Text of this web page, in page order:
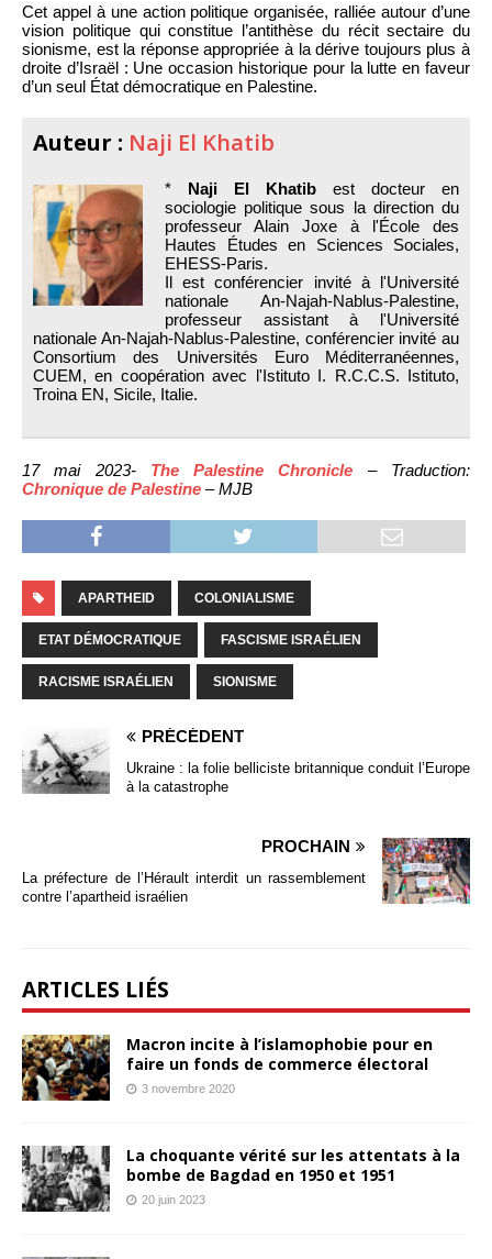
Cet appel à une action politique organisée, ralliée autour d’une
vision politique qui constitue l’antithèse du récit sectaire du
sionisme, est la réponse appropriée à la dérive toujours plus à
droite d’Israël : Une occasion historique pour la lutte en faveur
d’un seul État démocratique en Palestine.
Auteur : Naji El Khatib
* Naji El Khatib est docteur en
sociologie politique sous la direction du
professeur Alain Joxe à l'École des
Hautes Études en Sciences Sociales,
EHESS-Paris.
Il est conférencier invité à l'Université
nationale An-Najah-Nablus-Palestine,
professeur assistant à l'Université
nationale An-Najah-Nablus-Palestine, conférencier invité au
Consortium des Universités Euro Méditerranéennes,
CUEM, en coopération avec l'Istituto I. R.C.C.S. Istituto,
Troina EN, Sicile, Italie.
17 mai 2023- The Palestine Chronicle – Traduction:
Chronique de Palestine – MJB
APARTHEID COLONIALISME
ETAT DÉMOCRATIQUE FASCISME ISRAÉLIEN
RACISME ISRAÉLIEN SIONISME
PRÉCÉDENT
Ukraine : la folie belliciste britannique conduit l’Europe
à la catastrophe
PROCHAIN
La préfecture de l’Hérault interdit un rassemblement
contre l’apartheid israélien
ARTICLES LIÉS
Macron incite à l’islamophobie pour en
faire un fonds de commerce électoral
3 novembre 2020
La choquante vérité sur les attentats à la
bombe de Bagdad en 1950 et 1951
20 juin 2023